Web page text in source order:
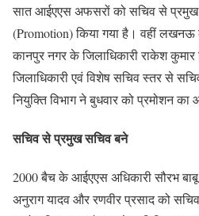
सात आईएएस अफसरों को सचिव से प्रमुख
(Promotion) किया गया है। वहीं लखनऊ
कानपुर नगर के जिलाधिकारी राकेश
जिलाधिकारी एवं विशेष सचिव स्तर से
नियुक्ति विभाग ने बुधवार को प्रमोशन का
सचिव से प्रमुख सचिव बने
2000 बैच के आईएएस अधिकारी सौरभ
अनुराग यादव और रणवीर प्रसाद को